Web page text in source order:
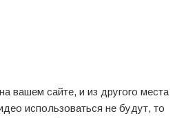
вашем сайте, и из другого места
использоваться не будут, то